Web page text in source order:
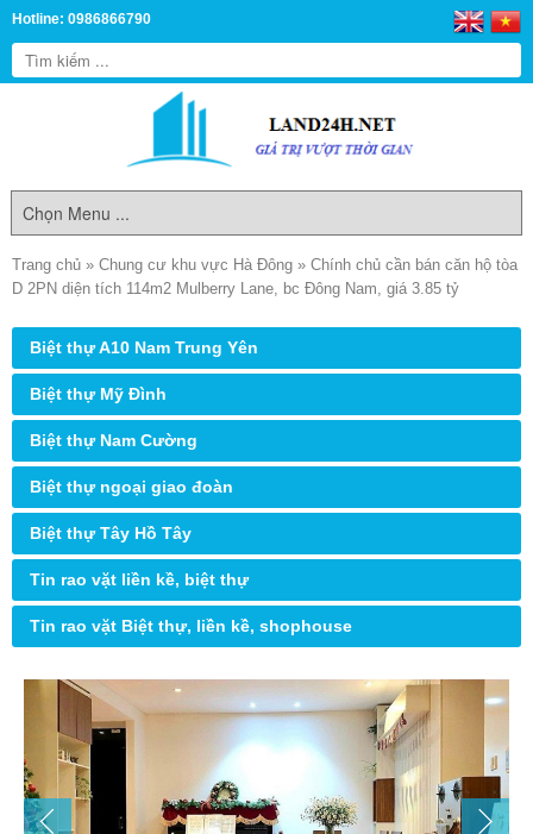
Hotline: 0986866790
Trang chủ » Chung cư khu vực Hà Đông » Chính chủ cần bán căn hộ tòa
D 2PN diện tích 114m2 Mulberry Lane, bc Đông Nam, giá 3.85 tỷ
Biệt thự A10 Nam Trung Yên
Biệt thự Mỹ Đình
Biệt thự Nam Cường
Biệt thự ngoại giao đoàn
Biệt thự Tây Hồ Tây
Tin rao vặt liền kề, biệt thự
Tin rao vặt Biệt thự, liền kề, shophouse